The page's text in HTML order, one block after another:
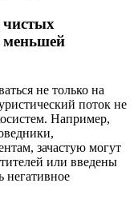
чистых
меньшей
не только на
поток не
Например,
зачастую могут
или введены
негативное